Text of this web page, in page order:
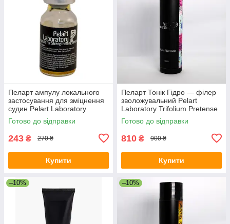
Пеларт ампулу локального
застосування для зміцнення
судин Pelart Laboratory
Apricot Line 2 мл
Готово до відправки
243 ₴ 270 ₴
Купити
Пеларт Тонік Гідро — філер
зволожувальний Pelart
Laboratory Trifolium Pretense
Line Hydro Filler Tonic, 250 мл
Готово до відправки
810 ₴ 900 ₴
Купити
–10% –10%